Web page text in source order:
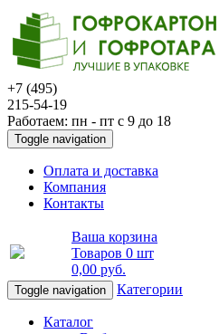
+7 (495)
215-54-19
Работаем: пн - пт с 9 до 18
Toggle navigation
Оплата и доставка
Компания
Контакты
Ваша корзина
Товаров 0 шт
0,00 руб.
Toggle navigation Категории
Каталог